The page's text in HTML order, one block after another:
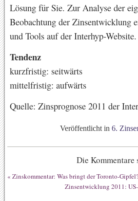
Lösung für Sie. Zur Analyse der
Beobachtung der Zinsentwicklung
und Tools auf der Interhyp-Website.
Tendenz
kurzfristig: seitwärts
mittelfristig: aufwärts
Quelle: Zinsprognose 2011 der
Veröffentlicht in 6.
Die Kommentare
« Zinskommentar: Was bringt der Toronto-
Zinsentwicklung 2011: